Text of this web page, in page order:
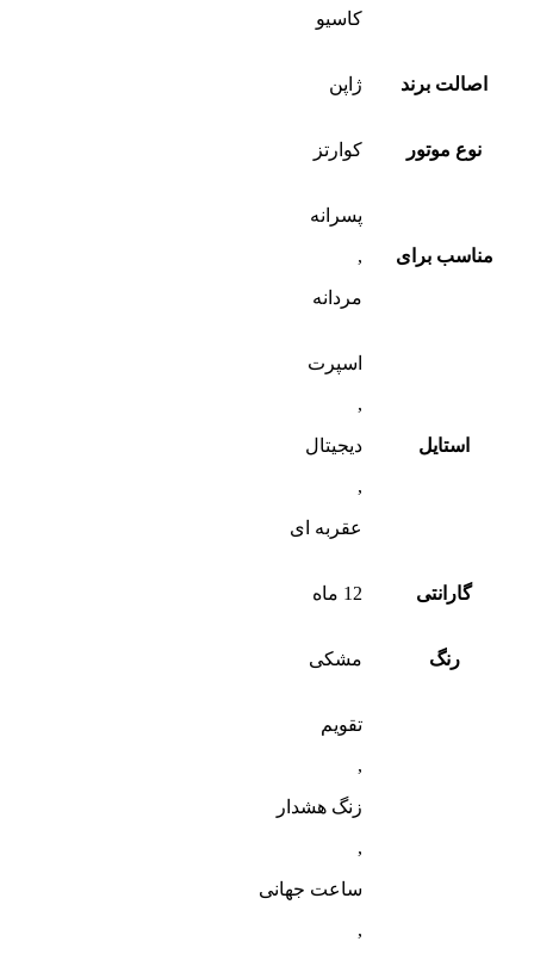
کاسیو
اصالت برند ژاپن
نوع موتور کوارتز
مناسب برای
پسرانه
,
مردانه
استایل
اسپرت
,
دیجیتال
,
عقربه ای
گارانتی 12 ماه
رنگ مشکی
تقویم
,
زنگ هشدار
,
ساعت جهانی
,